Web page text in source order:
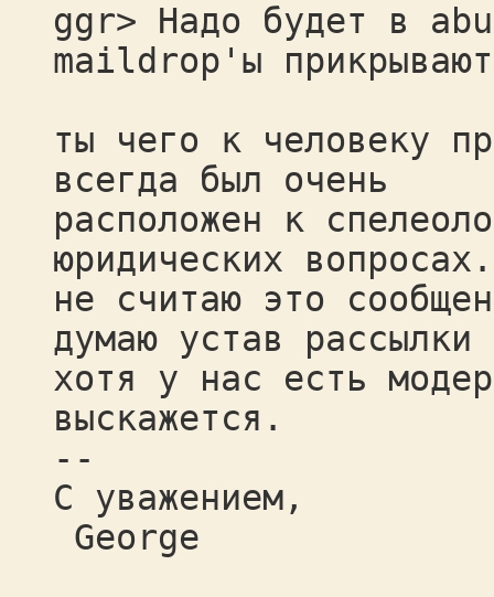
ggr> Надо будет в
maildrop'ы
ты чего к человеку
всегда был очень
расположен к
юридических вопросах.
не считаю это
думаю устав
хотя у нас есть
выскажется.
--
С уважением,
George